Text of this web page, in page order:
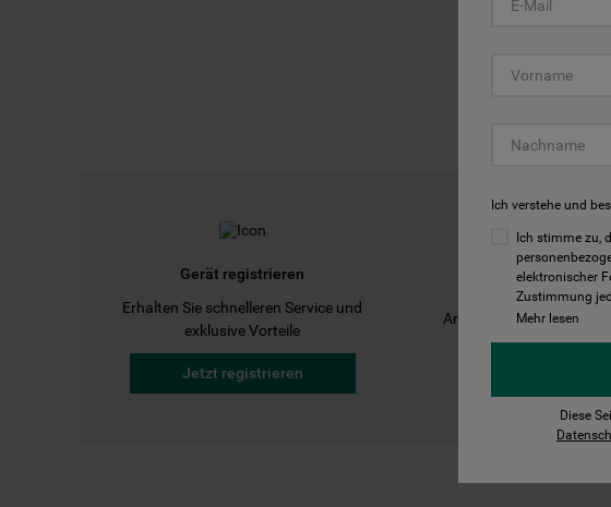
Gerät registrieren
Erhalten Sie schnelleren Service und
exklusive Vorteile
Jetzt registrieren
Anleitungen finden und
Ich verstehe und
Ich stimme zu,
elektronischer
Zustimmung
Mehr lesen
Diese